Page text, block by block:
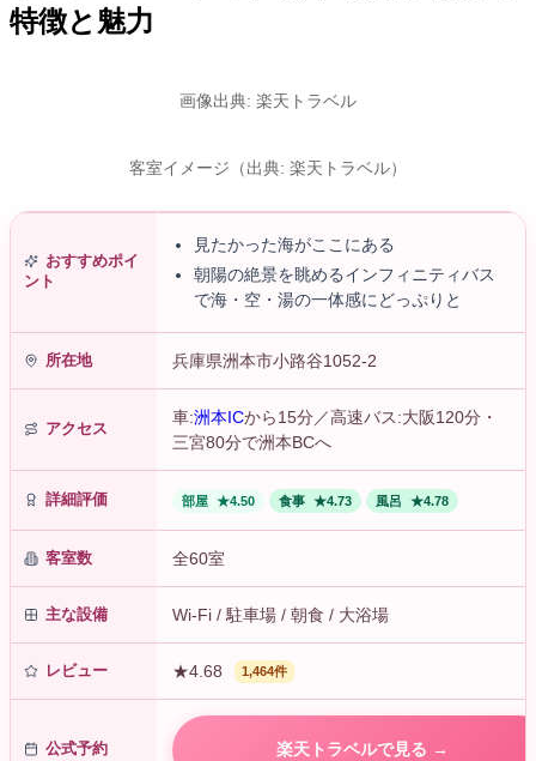
特徴と魅力
画像出典: 楽天トラベル
客室イメージ（出典: 楽天トラベル）
おすすめポイ
ント
見たかった海がここにある
朝陽の絶景を眺めるインフィニティバス
で海・空・湯の一体感にどっぷりと
所在地 兵庫県洲本市小路谷1052-2
アクセス
車:洲本ICから15分／高速バス:大阪120分・
三宮80分で洲本BCへ
詳細評価 部屋 ★4.50 食事 ★4.73 風呂 ★4.78
客室数 全60室
主な設備 Wi-Fi / 駐車場 / 朝食 / 大浴場
レビュー ★4.68 1,464件
公式予約 楽天トラベルで見る →